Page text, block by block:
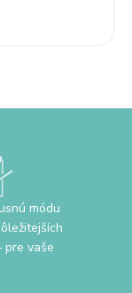
módu
pre vaše